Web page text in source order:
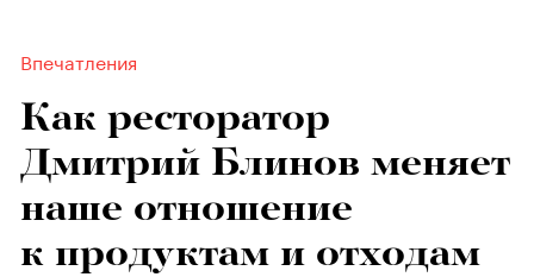
Впечатления
Как ресторатор
Дмитрий Блинов меняет
наше отношение
к продуктам и отходам